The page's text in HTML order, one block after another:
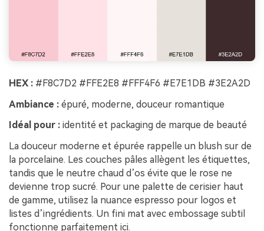
HEX : #F8C7D2 #FFE2E8 #FFF4F6 #E7E1DB #3E2A2D
Ambiance : épuré, moderne, douceur romantique
Idéal pour : identité et packaging de marque de beauté
La douceur moderne et épurée rappelle un blush sur de
la porcelaine. Les couches pâles allègent les étiquettes,
tandis que le neutre chaud d’os évite que le rose ne
devienne trop sucré. Pour une palette de cerisier haut
de gamme, utilisez la nuance espresso pour logos et
listes d’ingrédients. Un fini mat avec embossage subtil
fonctionne parfaitement ici.